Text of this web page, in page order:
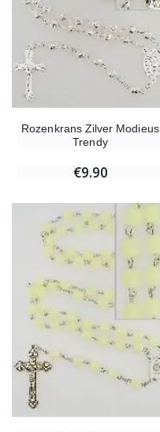
Rozenkrans Zilver Modieus
Trendy
€9.90